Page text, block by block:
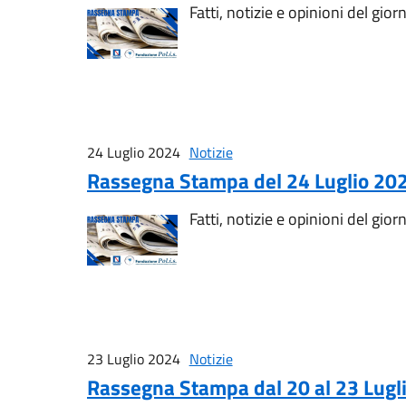
Fatti, notizie e opinioni del
24 Luglio 2024 Notizie
Rassegna Stampa del 24 Luglio
Fatti, notizie e opinioni del
23 Luglio 2024 Notizie
Rassegna Stampa dal 20 al 23